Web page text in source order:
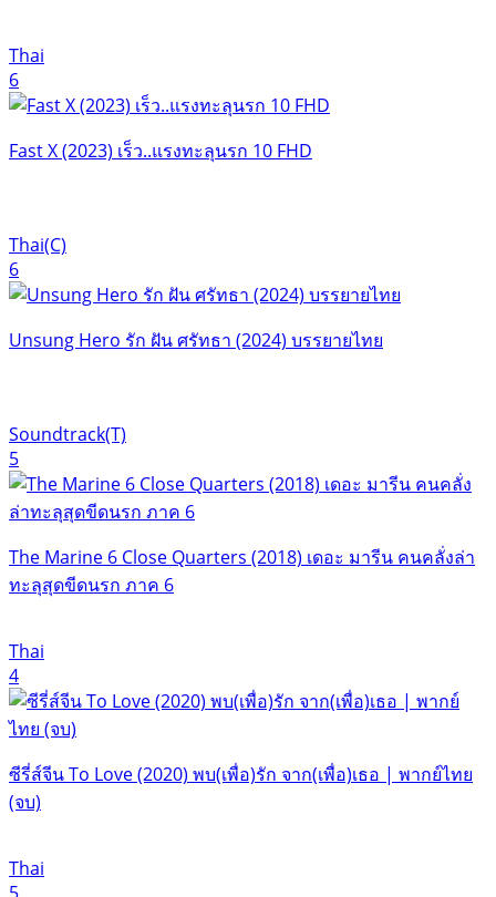
Thai
6
Fast X (2023) เร็ว..แรงทะลุนรก 10 FHD
Thai(C)
6
Unsung Hero รัก ฝัน ศรัทธา (2024) บรรยายไทย
Soundtrack(T)
5
The Marine 6 Close Quarters (2018) เดอะ มารีน คนคลั่งล่า
ทะลุสุดขีดนรก ภาค 6
Thai
4
ซีรี่ส์จีน To Love (2020) พบ(เพื่อ)รัก จาก(เพื่อ)เธอ | พากย์ไทย
(จบ)
Thai